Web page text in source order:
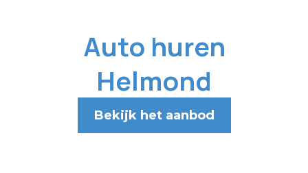
Auto huren
Helmond
Bekijk het aanbod